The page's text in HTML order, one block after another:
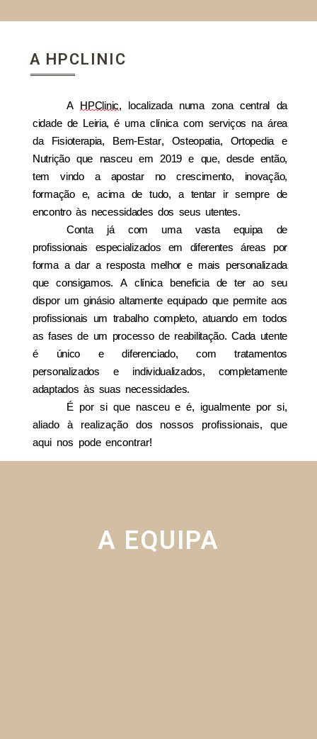
A HPCLINIC
A HPClinic, localizada numa zona central da
cidade de Leiria,é uma cl ínica com serviços naárea
da Fisioterapia, Bem-Estar, Osteopatia, Ortopediae
Nutriçãoque nasceu em 2019 e que, desde então,
tem vindo a apostar no crescimento, inovação,
formação
e, acima de tudo, a tentar ir sempre de
encontroàs necessidades dos seus utentes.
Conta já com uma vasta equipa de
profissionais especializados em diferentes áreas por
forma a dar a resposta melhor e mais personalizada
que consigamos. A cl ínica beneficia de ter ao seu
dispor um ginásio altamente equipado que permite aos
profissionais um trabalho completo, atuando em todos
as fases de um processo de reabilitação. Cada utente
é único e diferenciado, com tratamentos
personalizados e individualizados, completamente
adaptados às suas necessidades.
É por si que nasceu eé, igualmente por si,
aliado à realização dos nossos profissionais, que
aqui nos pode encontrar!
A EQUIPA